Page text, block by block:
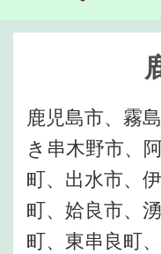
鹿児島市、霧
き串木野市、
町、出水市、
町、姶良市、
町、東串良町